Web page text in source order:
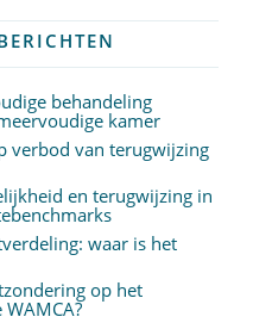
behandeling
kamer
verbod van terugwijzing
en terugwijzing in
waar is het
op het